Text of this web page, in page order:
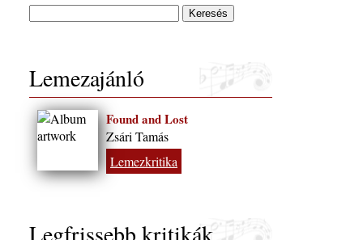
Lemezajánló
Found and Lost
Zsári Tamás
Lemezkritika
Legfrissebb kritikák